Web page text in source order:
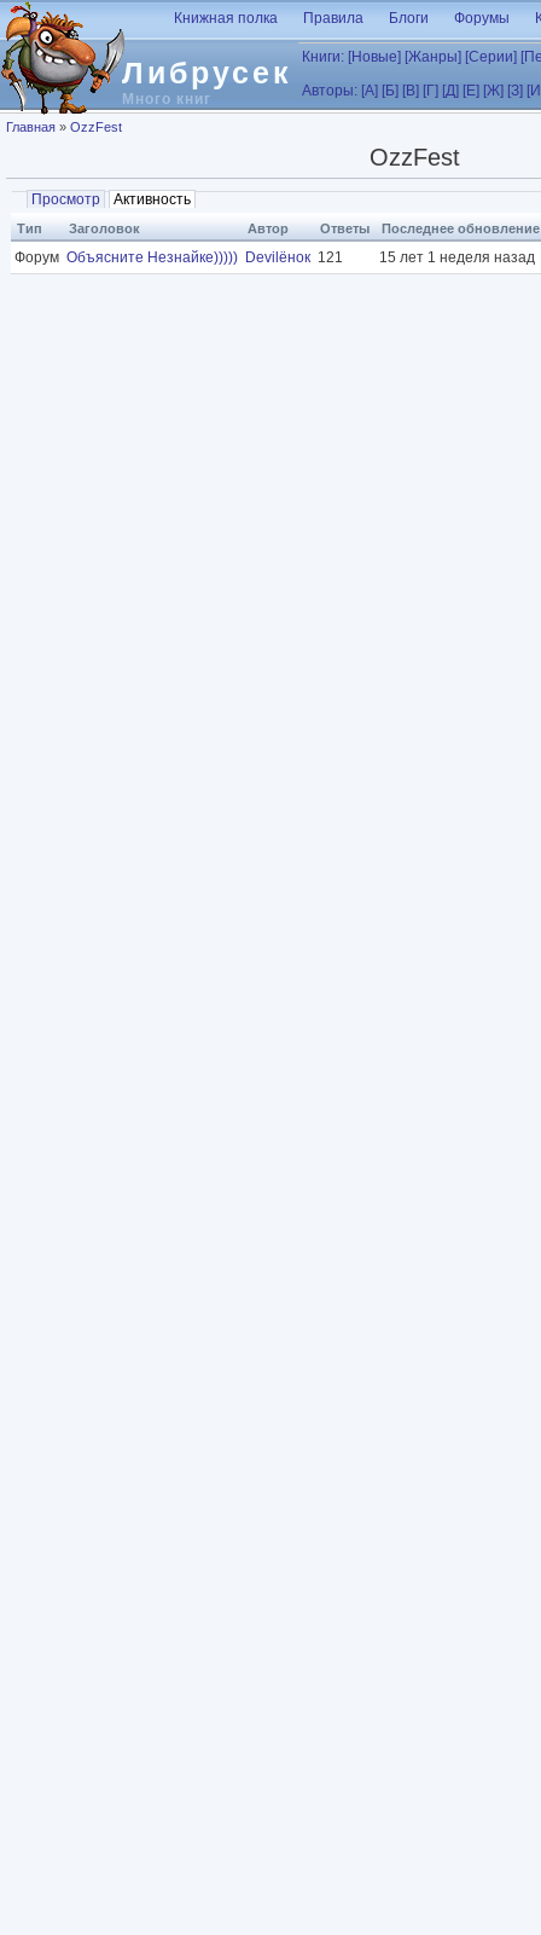
Перейти к основному содержанию
Либрусек
Много книг
Книжная полка Правила Блоги Форумы
Книги: [Новые] [Жанры] [Серии]
Авторы: [А] [Б] [В] [Г] [Д] [Е] [Ж] [З]
Вы здесь
Главная » OzzFest
OzzFest
Главные вкладки
Просмотр Активность
Тип Заголовок Автор Ответы Последнее обновление
Форум Объясните Незнайке))))) Devilёнок 121 15 лет 1 неделя назад